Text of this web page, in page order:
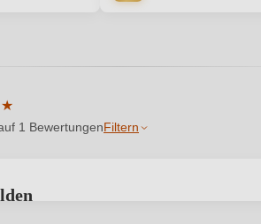
★
Bewertung von 5 von 5 Sternen
1 BewertungenFiltern